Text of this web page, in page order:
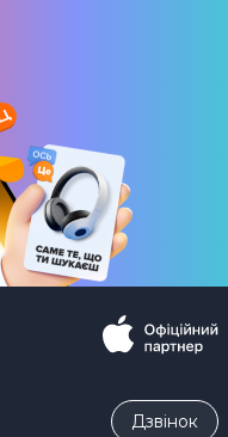
Дзвiнок